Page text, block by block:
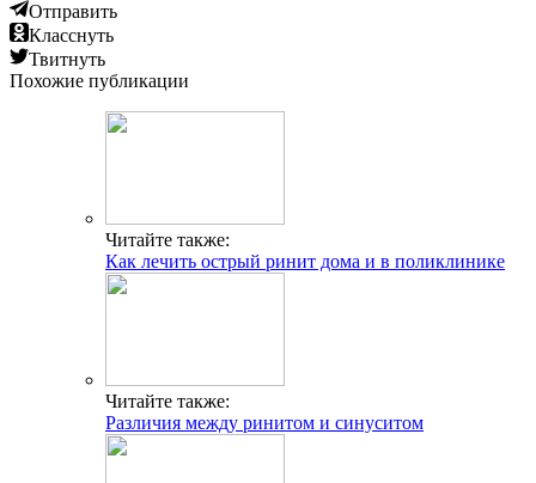
Отправить
Класснуть
Твитнуть
Похожие публикации
Читайте также:
Как лечить острый ринит дома и в поликлинике
Читайте также:
Различия между ринитом и синуситом